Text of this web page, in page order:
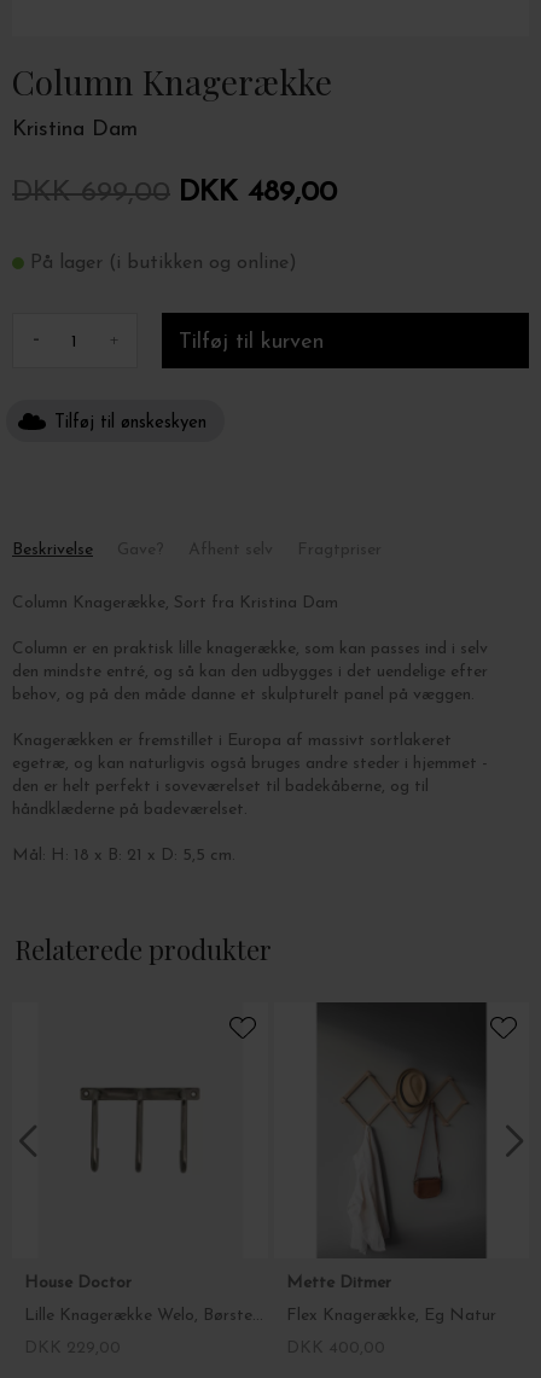
Column Knagerække
Kristina Dam
DKK 699,00 DKK 489,00
På lager (i butikken og online)
- +
Tilføj til ønskeskyen
Beskrivelse
Column Knagerække, Sort fra Kristina Dam
Column er en praktisk lille knagerække, som kan passes ind i selv
den mindste entré, og så kan den udbygges i det uendelige efter
behov, og på den måde danne et skulpturelt panel på væggen.
Knagerækken er fremstillet i Europa af massivt sortlakeret
egetræ, og kan naturligvis også bruges andre steder i hjemmet -
den er helt perfekt i soveværelset til badekåberne, og til
håndklæderne på badeværelset.
Mål: H: 18 x B: 21 x D: 5,5 cm.
Relaterede produkter
House Doctor
Lille Knagerække Welo, Børstet sølvfinish
Mette Ditmer
Flex Knagerække, Eg Natur